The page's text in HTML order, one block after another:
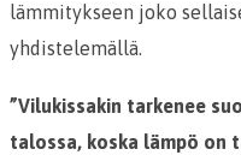
lämmitykseen joko
yhdistelemällä.
”Vilukissakin tarkenee
talossa, koska lämpö on